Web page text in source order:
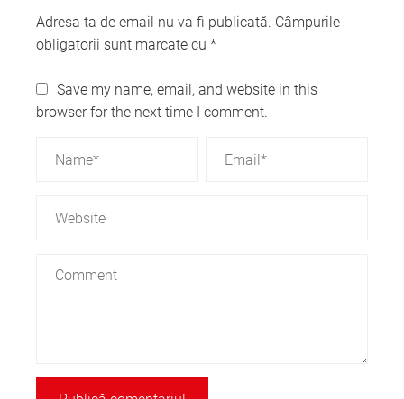
Adresa ta de email nu va fi publicată. Câmpurile
obligatorii sunt marcate cu *
Save my name, email, and website in this
browser for the next time I comment.